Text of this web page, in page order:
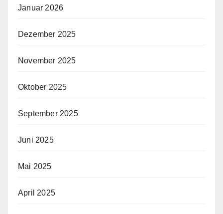
Januar 2026
Dezember 2025
November 2025
Oktober 2025
September 2025
Juni 2025
Mai 2025
April 2025